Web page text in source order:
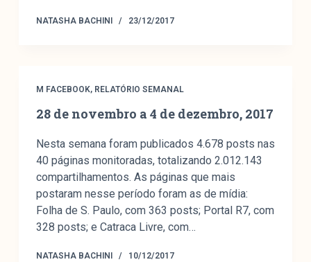
NATASHA BACHINI 23/12/2017
M FACEBOOK, RELATÓRIO SEMANAL
28 de novembro a 4 de dezembro, 2017
Nesta semana foram publicados 4.678 posts nas
40 páginas monitoradas, totalizando 2.012.143
compartilhamentos. As páginas que mais
postaram nesse período foram as de mídia:
Folha de S. Paulo, com 363 posts; Portal R7, com
328 posts; e Catraca Livre, com…
NATASHA BACHINI 10/12/2017